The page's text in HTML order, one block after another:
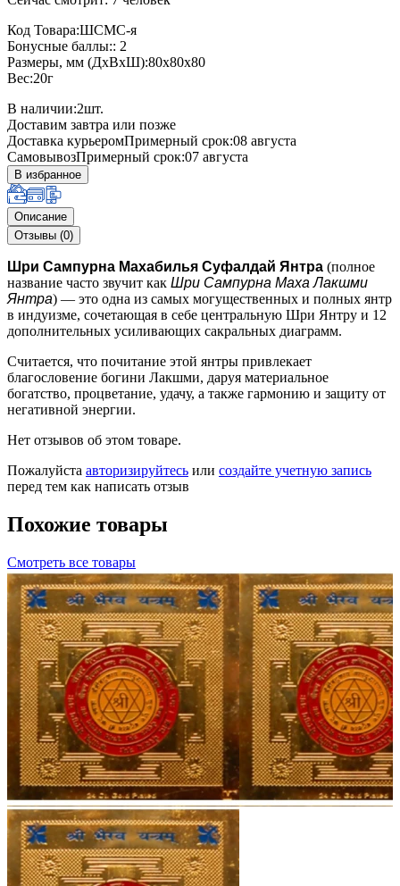
Код Товара:ШСМС-я
Бонусные баллы:: 2
Размеры, мм (ДхВхШ):80x80x80
Вес:20г
В наличии:2шт.
Доставим завтра или позже
Доставка курьеромПримерный срок:08 августа
СамовывозПримерный срок:07 августа
В избранное
Описание
Отзывы (0)
Шри Сампурна Махабилья Суфалдай Янтра (полное
название часто звучит как Шри Сампурна Маха Лакшми
Янтра) — это одна из самых могущественных и полных янтр
в индуизме, сочетающая в себе центральную Шри Янтру и 12
дополнительных усиливающих сакральных диаграмм.
Считается, что почитание этой янтры привлекает
благословение богини Лакшми, даруя материальное
богатство, процветание, удачу, а также гармонию и защиту от
негативной энергии.
Нет отзывов об этом товаре.
Пожалуйста авторизируйтесь или создайте учетную запись
перед тем как написать отзыв
Похожие товары
Смотреть все товары